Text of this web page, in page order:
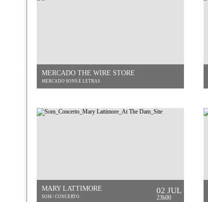
MERCADO THE WIRE STORE
MERCADO SONS E LETRAS
MARY LATTIMORE
SOM / CONCERTO
02 JUL
23h00